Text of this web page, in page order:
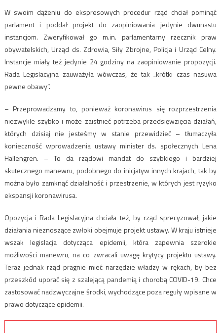
W swoim dążeniu do ekspresowych procedur rząd chciał pominąć
parlament i poddał projekt do zaopiniowania jedynie dwunastu
instancjom. Zweryfikował go m.in. parlamentarny rzecznik praw
obywatelskich, Urząd ds. Zdrowia, Siły Zbrojne, Policja i Urząd Celny.
Instancje miały też jedynie 24 godziny na zaopiniowanie propozycji.
Rada Legislacyjna zauważyła wówczas, że tak „krótki czas nasuwa
pewne obawy”.
– Przeprowadzamy to, ponieważ koronawirus się rozprzestrzenia
niezwykle szybko i może zaistnieć potrzeba przedsięwzięcia działań,
których dzisiaj nie jesteśmy w stanie przewidzieć – tłumaczyła
konieczność wprowadzenia ustawy minister ds. społecznych Lena
Hallengren. – To da rządowi mandat do szybkiego i bardziej
skutecznego manewru, podobnego do inicjatyw innych krajach, tak by
można było zamknąć działalność i przestrzenie, w których jest ryzyko
ekspansji koronawirusa.
Opozycja i Rada Legislacyjna chciała też, by rząd sprecyzował, jakie
działania nieznoszące zwłoki obejmuje projekt ustawy. W kraju istnieje
wszak legislacja dotycząca epidemii, która zapewnia szerokie
możliwości manewru, na co zwracali uwagę krytycy projektu ustawy.
Teraz jednak rząd pragnie mieć narzędzie władzy w rękach, by bez
przeszkód uporać się z szalejącą pandemią i chorobą COVID-19. Chce
zastosować nadzwyczajne środki, wychodzące poza reguły wpisane w
prawo dotyczące epidemii.